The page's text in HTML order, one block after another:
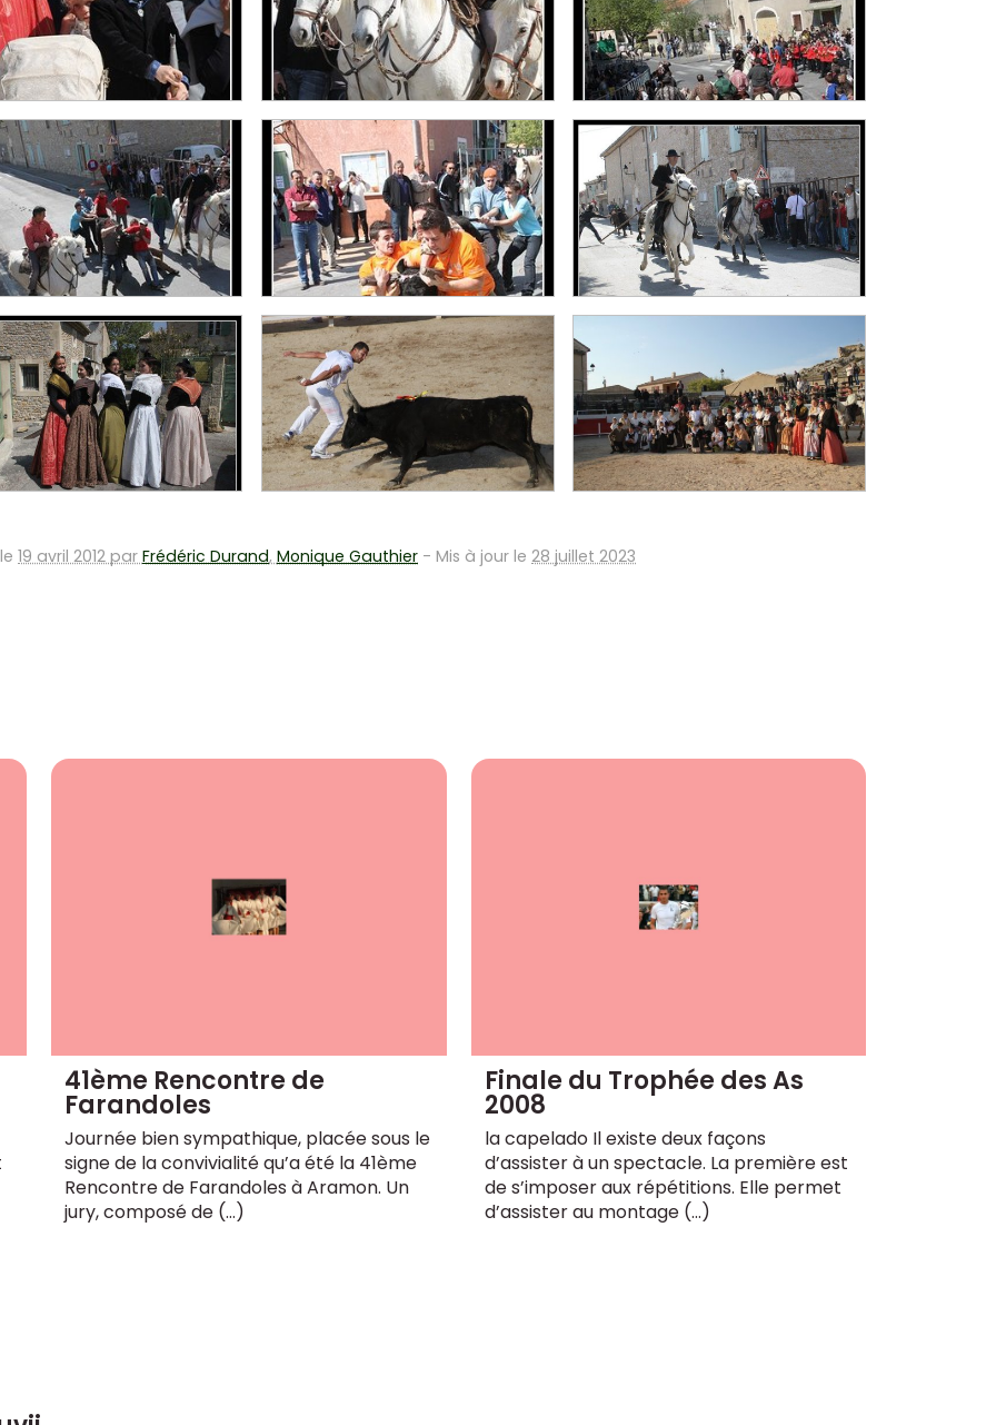
19 avril 2012 par Frédéric Durand, Monique Gauthier - Mis à jour le 28 juillet 2023
41ème Rencontre de
Farandoles
Journée bien sympathique, placée sous le
signe de la convivialité qu’a été la 41ème
Rencontre de Farandoles à Aramon. Un
jury, composé de (…)
Finale du Trophée des As
2008
la capelado Il existe deux façons
d’assister à un spectacle. La première est
de s’imposer aux répétitions. Elle permet
d’assister au montage (…)